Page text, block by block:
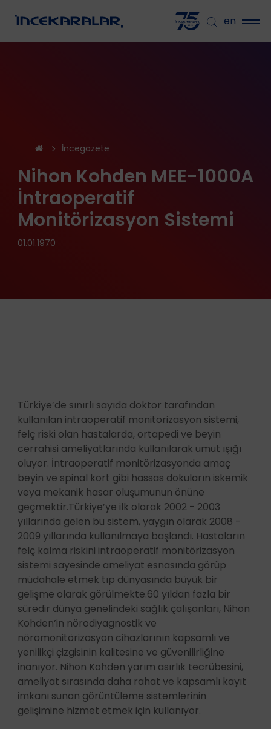
en
İncegazete
Nihon Kohden MEE-1000A
İntraoperatif
Monitörizasyon Sistemi
01.01.1970
Türkiye’de sınırlı sayıda doktor tarafından
kullanılan intraoperatif monitörizasyon sistemi,
felç riski olan hastalarda, ortapedi ve beyin
cerrahisi ameliyatlarında kullanılarak umut ışığı
oluyor. İntraoperatif monitörizasyonda amaç
beyin ve spinal kort gibi hassas dokuların iskemik
veya mekanik hasar oluşumunun önüne
geçmektir.Türkiye’ye ilk olarak 2002 - 2003
yıllarında gelen bu sistem, yaygın olarak 2008 -
2009 yıllarında kullanılmaya başlandı. Hastaların
felç kalma riskini intraoperatif monitörizasyon
sistemi sayesinde ameliyat esnasında görüp
müdahale etmek tıp dünyasında büyük bir
gelişme olarak görülmekte.60 yıldan fazla bir
süredir dünya genelindeki sağlık çalışanları, Nihon
Kohden’in nörodiyagnostik ve
nöromonitörizasyon cihazlarının kapsamlı ve
yenilikçi çizgisinin kalitesine ve güvenilirliğine
inanıyor. Nihon Kohden yarım asırlık tecrübesini,
ameliyat sırasında daha rahat ve kapsamlı kayıt
imkanı sunan görüntüleme sistemlerinin
gelişimine hizmet etmek için kullanıyor.